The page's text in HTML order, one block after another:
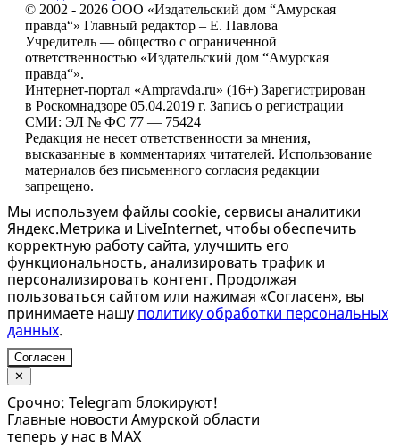
© 2002 - 2026 ООО «Издательский дом “Амурская
правда“» Главный редактор – Е. Павлова
Учредитель — общество с ограниченной
ответственностью «Издательский дом “Амурская
правда“».
Интернет-портал «Ampravda.ru» (16+) Зарегистрирован
в Роскомнадзоре 05.04.2019 г. Запись о регистрации
СМИ: ЭЛ № ФС 77 — 75424
Редакция не несет ответственности за мнения,
высказанные в комментариях читателей. Использование
материалов без письменного согласия редакции
запрещено.
Мы используем файлы cookie, сервисы аналитики
Яндекс.Метрика и LiveInternet, чтобы обеспечить
корректную работу сайта, улучшить его
функциональность, анализировать трафик и
персонализировать контент. Продолжая
пользоваться сайтом или нажимая «Согласен», вы
принимаете нашу политику обработки персональных
данных.
Согласен
✕
Срочно: Telegram блокируют!
Главные новости Амурской области
теперь у нас в MAX